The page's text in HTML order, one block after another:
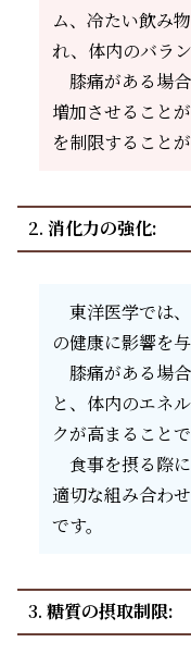
ム、冷たい飲み
れ、体内のバラ
膝痛がある場
増加させること
を制限すること
2. 消化力の強化:
東洋医学では
の健康に影響を
膝痛がある場
と、体内のエネ
クが高まることで
食事を摂る際
適切な組み合わ
です。
3. 糖質の摂取制限: